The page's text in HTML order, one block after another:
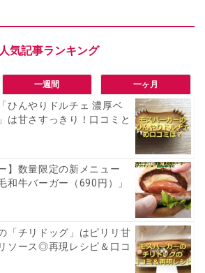
一週間 一ヶ月
ひんやりドルチェ 濃厚ベ
は甘さすっきり！口コミと
】数量限定の新メニュー
和牛バーガー（690円）」
「チリドッグ」はピリリ甘
ソース◎再現レシピ＆口コ